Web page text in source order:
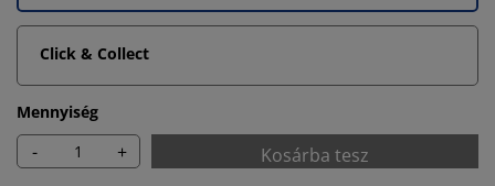
Click & Collect
Mennyiség
- + Kosárba tesz